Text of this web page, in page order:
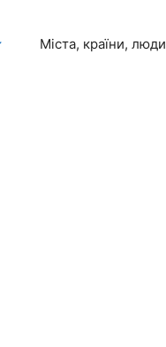
Міста, країни, люди